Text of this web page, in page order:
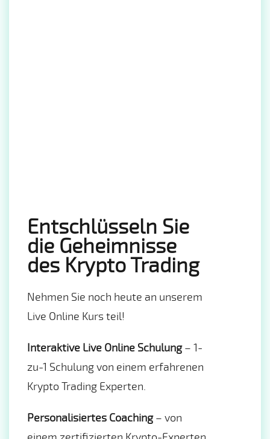
Entschlüsseln Sie
die Geheimnisse
des Krypto Trading
Nehmen Sie noch heute an unserem
Live Online Kurs teil!
Interaktive Live Online Schulung– 1-
zu-1 Schulung von einem erfahrenen
Krypto Trading Experten.
Personalisiertes Coaching– von